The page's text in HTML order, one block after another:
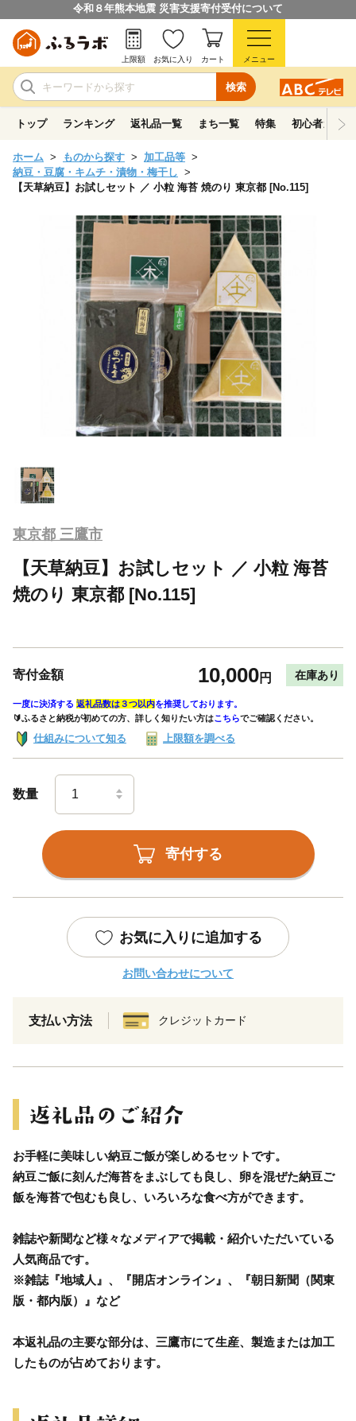
令和８年熊本地震 災害支援寄付受付について
検索
上限額 お気に入り カート メニュー
トップ ランキング 返礼品一覧 まち一覧 特集 初心者ガイド
ホーム ものから探す
加工品等
納豆・豆腐・キムチ・漬物・梅干し
【天草納豆】お試しセット ／ 小粒 海苔 焼のり 東京都 [No.115]
東京都 三鷹市
【天草納豆】お試しセット ／ 小粒 海苔
焼のり 東京都 [No.115]
寄付金額 10,000円 在庫あり
一度に決済する 返礼品数は３つ以内を推奨しております。
🔰ふるさと納税が初めての方、詳しく知りたい方はこちらでご確認ください。
仕組みについて知る 上限額を調べる
数量
寄付する
お気に入りに追加する
お問い合わせについて
支払い方法 クレジットカード
お手軽に美味しい納豆ご飯が楽しめるセットです。
納豆ご飯に刻んだ海苔をまぶしても良し、卵を混ぜた納豆ご
飯を海苔で包むも良し、いろいろな食べ方ができます。
雑誌や新聞など様々なメディアで掲載・紹介いただいている
人気商品です。
※雑誌『地域人』、『開店オンライン』、『朝日新聞（関東
版・都内版）』など
本返礼品の主要な部分は、三鷹市にて生産、製造または加工
したものが占めております。